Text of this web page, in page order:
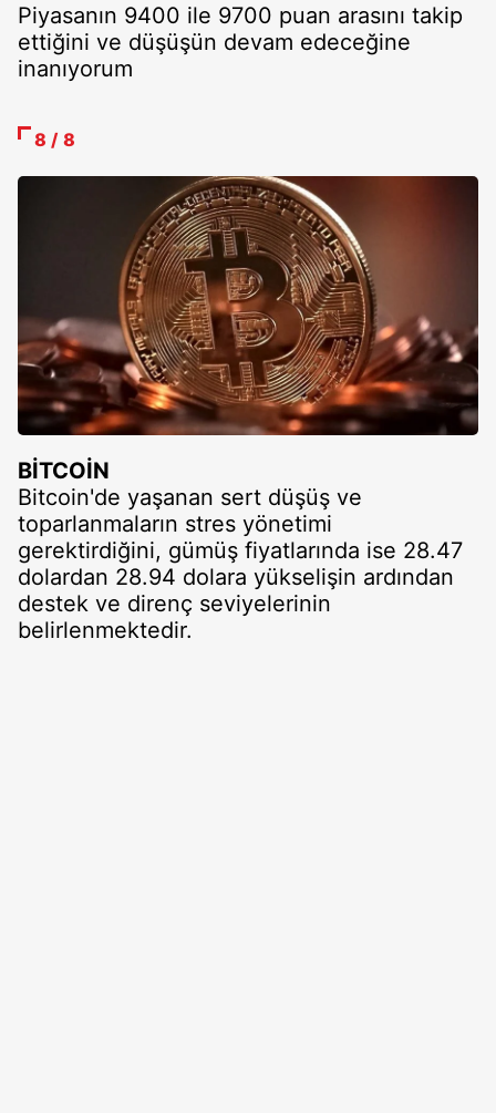
Piyasanın 9400 ile 9700 puan arasını takip
ettiğini ve düşüşün devam edeceğine
inanıyorum
8 / 8
BİTCOİN
Bitcoin'de yaşanan sert düşüş ve
toparlanmaların stres yönetimi
gerektirdiğini, gümüş fiyatlarında ise 28.47
dolardan 28.94 dolara yükselişin ardından
destek ve direnç seviyelerinin
belirlenmektedir.